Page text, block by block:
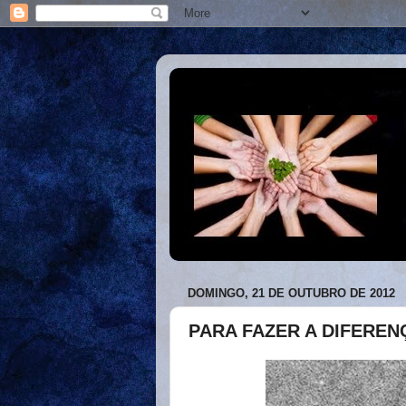
DOMINGO, 21 DE OUTUBRO DE 2012
PARA FAZER A